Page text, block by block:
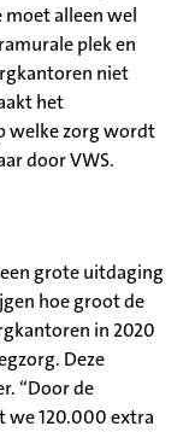
moet alleen wel
plek en
niet
het
welke zorg wordt
door VWS.
grote uitdaging
hoe groot de
in 2020
Deze
“Door de
we 120.000 extra